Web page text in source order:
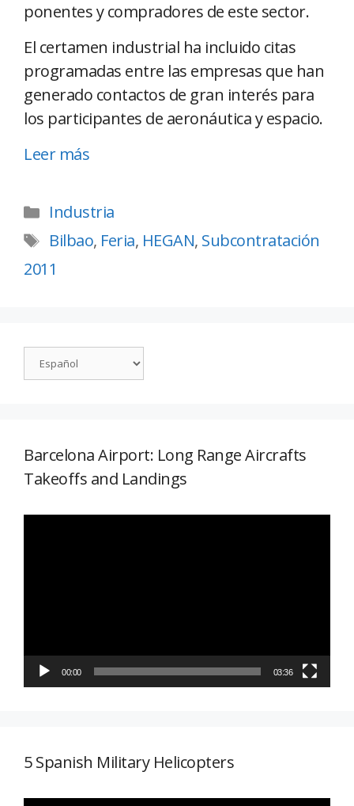
ponentes y compradores de este sector.
El certamen industrial ha incluido citas
programadas entre las empresas que han
generado contactos de gran interés para
los participantes de aeronáutica y espacio.
Leer más
Industria
Bilbao, Feria, HEGAN, Subcontratación
2011
Barcelona Airport: Long Range Aircrafts
Takeoffs and Landings
00:00 03:36
5 Spanish Military Helicopters